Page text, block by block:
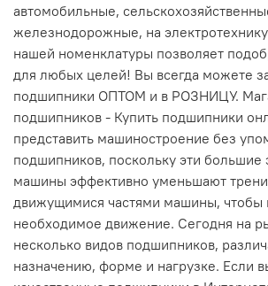
автомобильные,
железнодорожные, на
нашей номенклатуры позволяет
для любых целей! Вы всегда можете
подшипники ОПТОМ и в РОЗНИЦУ.
подшипников - Купить подшипники
представить машиностроение без
подшипников, поскольку эти большие
машины эффективно уменьшают
движущимися частями машины, чтобы
необходимое движение. Сегодня на
несколько видов подшипников,
назначению, форме и нагрузке. Если